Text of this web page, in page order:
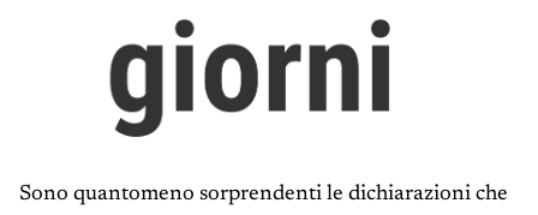
Sono quantomeno sorprendenti le dichiarazioni che